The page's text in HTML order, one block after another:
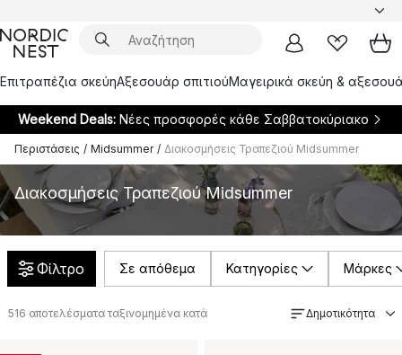
Επιτραπέζια σκεύηΑξεσουάρ σπιτιούΜαγειρικά σκεύη &
Weekend Deals: Νέες προσφορές κάθε Σαββατοκύριακο
Περιστάσεις / Midsummer / Διακοσμήσεις Τραπεζιού Midsummer
Διακοσμήσεις Τραπεζιού Midsummer
Φίλτρο Σε απόθεμα Κατηγορίες Μάρκες
516 αποτελέσματα ταξινομημένα κατά Δημοτικότητα